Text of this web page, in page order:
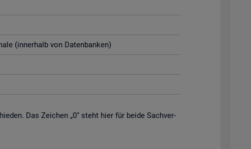
(in­ner­halb von Da­ten­ban­ken)
Das Zei­chen „0“ steht hier für beide Sach­ver­